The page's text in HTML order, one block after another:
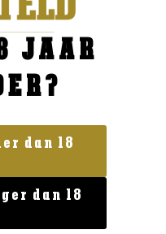
JAAR
dan 18
dan 18